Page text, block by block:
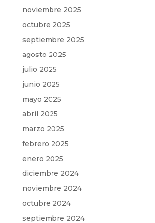
noviembre 2025
octubre 2025
septiembre 2025
agosto 2025
julio 2025
junio 2025
mayo 2025
abril 2025
marzo 2025
febrero 2025
enero 2025
diciembre 2024
noviembre 2024
octubre 2024
septiembre 2024